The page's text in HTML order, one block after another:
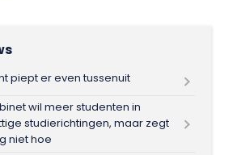
piept er even tussenuit
wil meer studenten in
studierichtingen, maar zegt
niet hoe